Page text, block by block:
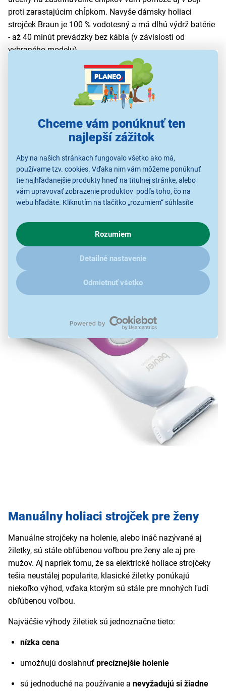
Chceme vám ponúknuť ten
najlepší zážitok
Aby na našich stránkach fungovalo všetko ako má,
používame tzv. cookies. Vďaka nim vám môžeme ponúknuť
tie najhľadanejšie produkty hneď na titulnej stránke, alebo
vám upravovať zobrazenie produktov podľa toho, čo na
webu hľadáte. Kliknutím na tlačítko „rozumiem“ súhlasíte
o chovaní na webe pre zobrazovaní cielených reklám.
V prípade že vás zaujímajú detaily, ako u nás s cookies a
ďalšími údaji pracujeme, kliknitesem.
Rozumiem
Detailné nastavenie
Odmietnuť všetko
proti zarastajúcim chĺpkom. Navyše dámsky holiaci
strojček Braun je 100 % vodotesný a má dlhú výdrž batérie
- až 40 minút prevádzky bez kábla (v závislosti od
vybraného modelu).
Špeciálnou kategóriou jeBraun mini depilátor na tvár
pripomínajúci svojim tvarom dámsky rúž. Vďaka svojej
kompaktnej veľkosti si depilátor môžete pohodlne vziať do
Ďalšie elektrické strojčeky pre ženy v našej
Okrem značiek Philips a Braun nájdete v našej ponuke aj
ďalších renomovaných výrobcov, ktorí ponúkajú skvelý
dámsky holiaci strojček na tvár a celé telo, a tiež rôzne
príslušenstvo na holenie
. Objavte celú našu ponuku
Beurer
Manuálny holiaci strojček pre ženy
Manuálne strojčeky na holenie, alebo ináč nazývané aj
žiletky, sú stále obľúbenou voľbou pre ženy ale aj pre
mužov. Aj napriek tomu, že sa elektrické holiace strojčeky
tešia neustálej popularite, klasické žiletky ponúkajú
niekoľko výhod, vďaka ktorým sú stále pre mnohých ľudí
obľúbenou voľbou.
Najväčšie výhody žiletiek sú jednoznačne tieto:
nízka cena
umožňujú dosiahnuť precíznejšie holenie
sú jednoduché na používanie a nevyžadujú si žiadne